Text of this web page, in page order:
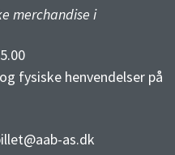
merchandise i
fysiske henvendelser på
as.dk